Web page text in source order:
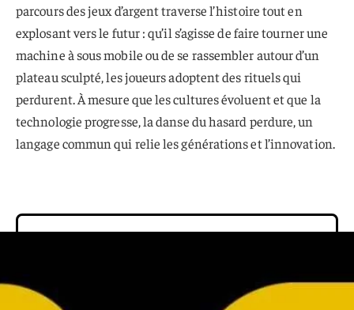
parcours des jeux d’argent traverse l’histoire tout en
explosant vers le futur : qu’il s’agisse de faire tourner une
machine à sous mobile ou de se rassembler autour d’un
plateau sculpté, les joueurs adoptent des rituels qui
perdurent. À mesure que les cultures évoluent et que la
technologie progresse, la danse du hasard perdure, un
langage commun qui relie les générations et l’innovation.